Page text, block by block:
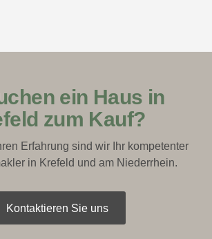
ein Haus in
zum Kauf?
Erfahrung sind wir Ihr kompetenter
in Krefeld und am Niederrhein.
Kontaktieren Sie uns